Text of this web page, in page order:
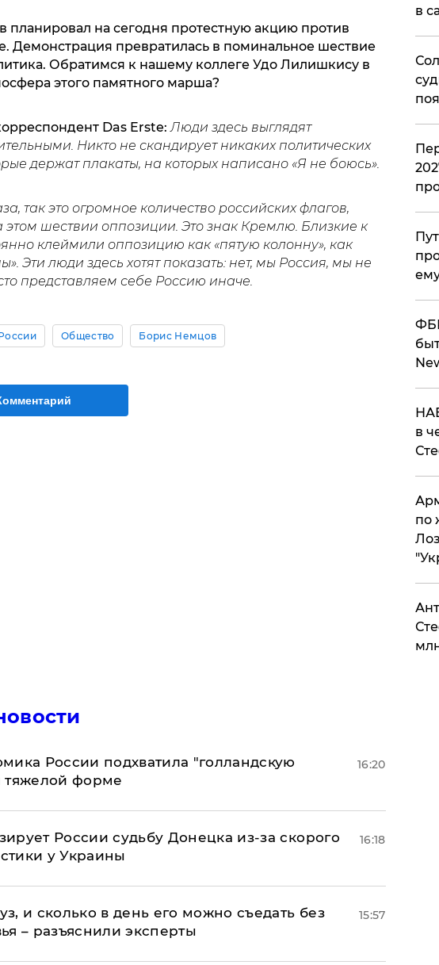
планировал на сегодня протестную акцию против
Демонстрация превратилась в поминальное шествие
Обратимся к нашему коллеге Удо Лилишкису в
этого памятного марша?
Das Erste:Люди здесь выглядят
Никто не скандирует никаких политических
держат плакаты, на которых написано «Я не боюсь».
так это огромное количество российских флагов,
этом шествии оппозиции. Это знак Кремлю. Близкие к
клеймили оппозицию как «пятую колонну», как
Эти люди здесь хотят показать: нет, мы Россия, мы не
представляем себе Россию иначе.
Общество Борис Немцов
России подхватила "голландскую
тяжелой форме
16:20
России судьбу Донецка из-за скорого
у Украины
16:18
и сколько в день его можно съедать без
– разъяснили эксперты
15:57
в
в
по